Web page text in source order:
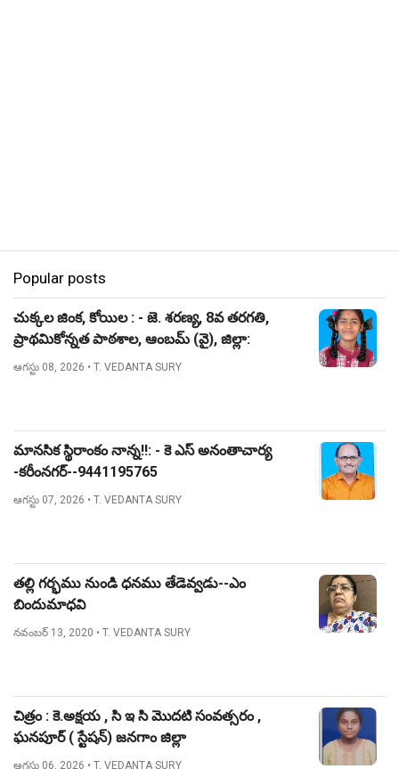
Popular posts
చుక్కల జింక, కోయిల : - జె. శరణ్య, 8వ తరగతి,
ప్రాథమికోన్నత పాఠశాల, ఆంబమ్ (వై), జిల్లా:
నిజామాబాద్.
ఆగస్టు 08, 2026 • T. VEDANTA SURY
మానసిక స్థిరాంకం నాన్న!!: - కె ఎస్ అనంతాచార్య
-కరీంనగర్--9441195765
ఆగస్టు 07, 2026 • T. VEDANTA SURY
తల్లి గర్భము నుండి ధనము తేడెవ్వడు--ఎం
బిందుమాధవి
నవంబర్ 13, 2020 • T. VEDANTA SURY
చిత్రం : కె.అక్షయ , సి ఇ సి మొదటి సంవత్సరం ,
ఘనపూర్ ( స్టేషన్) జనగాం జిల్లా
ఆగస్టు 06, 2026 • T. VEDANTA SURY